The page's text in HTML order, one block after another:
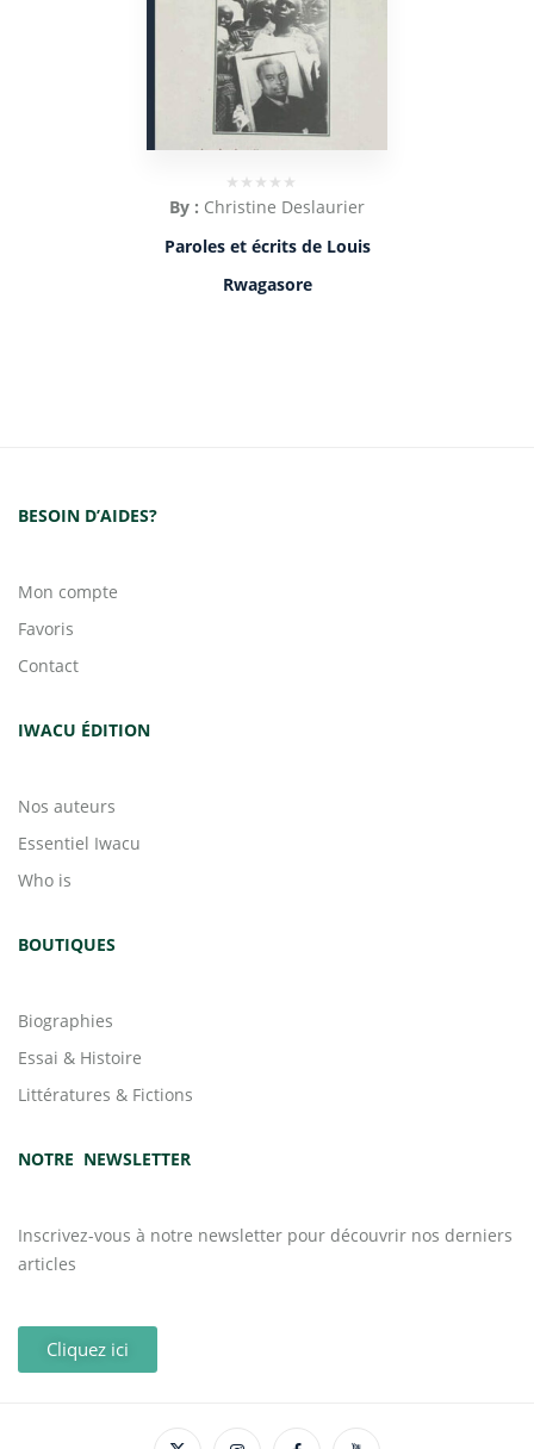
By : Christine Deslaurier
Paroles et écrits de Louis
Rwagasore
BESOIN D’AIDES?
Mon compte
Favoris
Contact
IWACU ÉDITION
Nos auteurs
Essentiel Iwacu
Who is
BOUTIQUES
Biographies
Essai & Histoire
Littératures & Fictions
NOTRE NEWSLETTER
Inscrivez-vous à notre newsletter pour découvrir nos derniers
articles
Cliquez ici